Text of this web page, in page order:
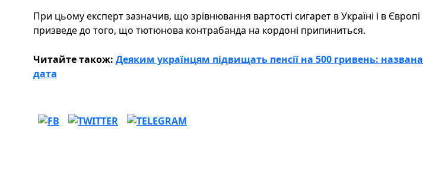
При цьому експерт зазначив, що зрівнювання вартості сигарет в Україні і в Європі
призведе до того, що тютюнова контрабанда на кордоні припиниться.
Читайте також: Деяким українцям підвищать пенсії на 500 гривень: названа
дата